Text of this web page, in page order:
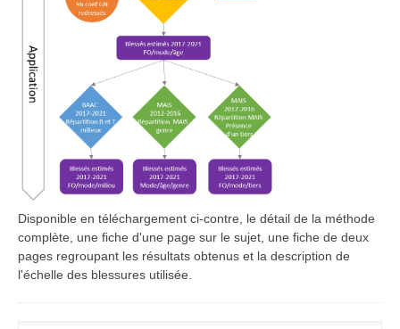
Disponible en téléchargement ci-contre, le détail de la méthode
complète, une fiche d'une page sur le sujet, une fiche de deux
pages regroupant les résultats obtenus et la description de
l'échelle des blessures utilisée.